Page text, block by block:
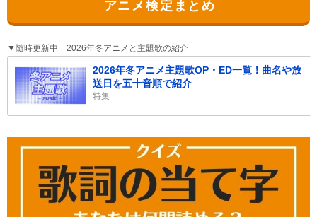
アニメ検定まとめ
▼随時更新中 2026年冬アニメと主題歌の紹介
2026年冬アニメ主題歌OP・ED一覧！曲名や放
送日を五十音順で紹介
特集